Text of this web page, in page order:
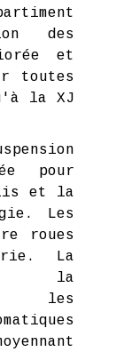
des
et
toutes
la XJ
pour
et la
Les
roues
La
la
les